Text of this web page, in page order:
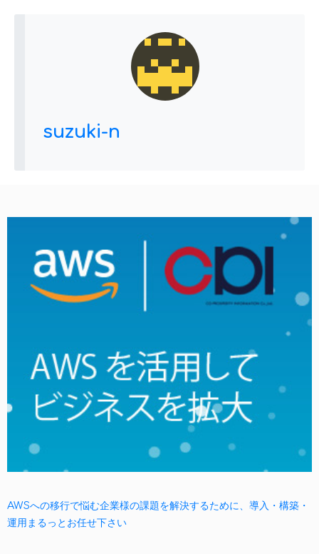
AWSへの移行で悩む企業様の課題を解決するために、導入・構築・
運用まるっとお任せ下さい
suzuki-n